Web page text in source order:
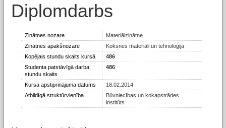
Diplomdarbs
Zinātnes nozare
Materiālzinātne
Zinātnes apakšnozare
Koksnes materiāli un tehnoloģija
Kopējais stundu skaits kursā
486
Studenta patstāvīgā darba
stundu skaits
486
Kursa apstiprinājuma datums
18.02.2014
Atbildīgā struktūrvienība
Būvniecības un kokapstrādes
institūts